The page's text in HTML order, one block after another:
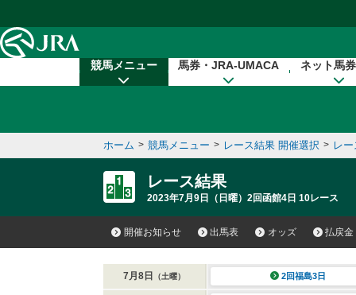
競馬メニュー 馬券・JRA-UMACA ネット馬
ホーム > 競馬メニュー > レース結果 開催選択 > レ
レース結果
2023年7月9日（日曜）2回函館4日 10レース
開催お知らせ 出馬表 オッズ 払戻金
7月8日 （土曜） 2回福島3日